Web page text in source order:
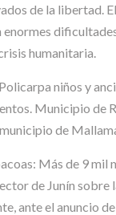
de la libertad.
humanitaria.
niños y
Municipio de
de
Más de 9 mil
de Junín sobre
ante el anuncio